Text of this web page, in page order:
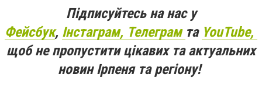
Підписуйтесь на нас у
Фейсбук, Інстаграм, Телеграм та YouTube,
щоб не пропустити цікавих та актуальних
новин Ірпеня та регіону!